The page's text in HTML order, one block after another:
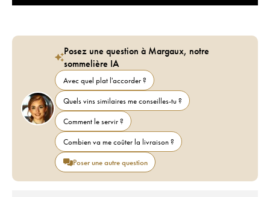
Posez une question à Margaux, notre
sommelière IA
Avec quel plat l'accorder ?
Quels vins similaires me conseilles-tu ?
Comment le servir ?
Combien va me coûter la livraison ?
Poser une autre question